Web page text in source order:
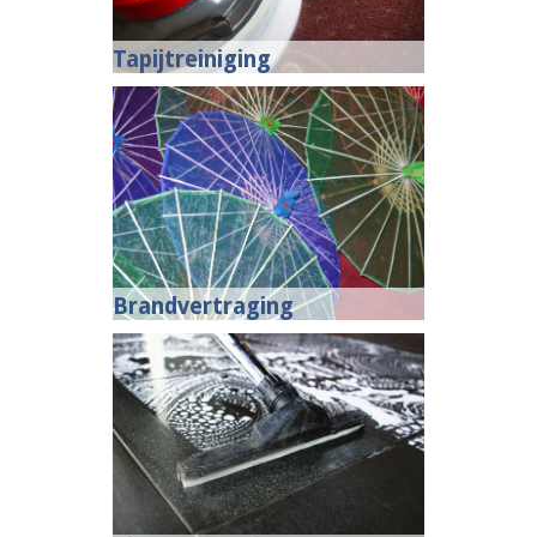
Tapijtreiniging
Brandvertraging